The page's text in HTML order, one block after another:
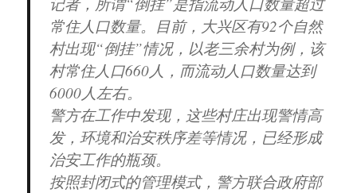
常住人口数量。目前，大兴区有92个自然
村出现“倒挂”情况，以老三余村为例，该
村常住人口660人，而流动人口数量达到
6000人左右。
警方在工作中发现，这些村庄出现警情高
发，环境和治安秩序差等情况，已经形成
治安工作的瓶颈。
按照封闭式的管理模式，警方联合政府部